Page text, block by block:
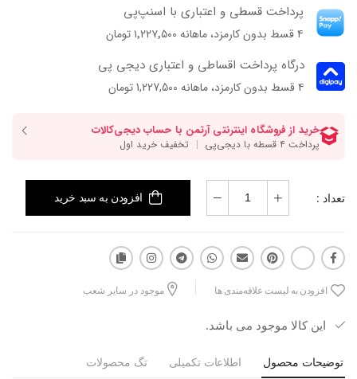
پرداخت قسطی و اعتباری با اسنپ‌پی
۴ قسط بدون کارمزد، ماهانه ۱٬۲۲۷٬۵۰۰ تومان
درگاه پرداخت اقساطی و اعتباری دیجی پی
۴ قسط بدون کارمزد، ماهانه 1,227,500 تومان
تعداد : افزودن به سبد خرید
افزودن به لیست علاقه‌مندی ها موجود در سایر شعب
این کالا موجود می باشد.
توضیحات محصول اطلاعات تکمیلی تگ محصولات